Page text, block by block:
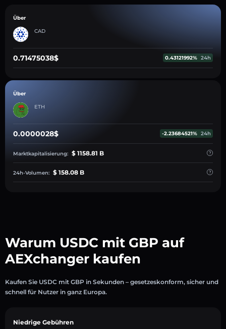
Über
CAD
0.71475038$ 0.43121992% 24h
Über
ETH
0.0000028$ -2.23684521% 24h
Marktkapitalisierung: $ 1158.81 B
24h-Volumen: $ 158.08 B
Warum USDC mit GBP auf
AEXchanger kaufen
Kaufen Sie USDC mit GBP in Sekunden – gesetzeskonform, sicher und
schnell für Nutzer in ganz Europa.
Niedrige Gebühren